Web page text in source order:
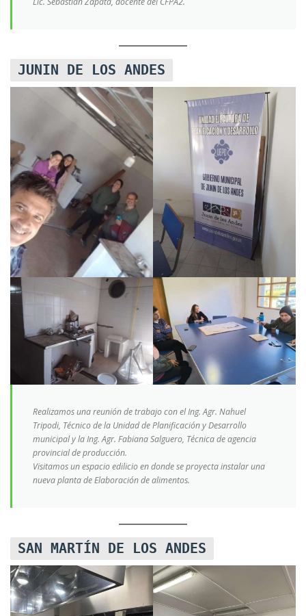
JUNIN DE LOS ANDES
Realizamos una reunión de trabajo con el Ing. Agr. Nahuel
Tripodi, Técnico de la Unidad de Planificación y Desarrollo
municipal y la Ing. Agr. Fabiana Salguero, Técnica de agencia
provincial de producción.
Visitamos un espacio edilicio en donde se proyecta instalar una
nueva planta de Elaboración de alimentos.
SAN MARTÍN DE LOS ANDES